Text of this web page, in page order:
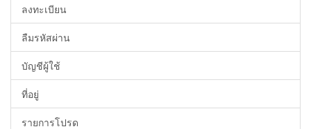
ลงทะเบียน
ลืมรหัสผ่าน
บัญชีผู้ใช้
ที่อยู่
รายการโปรด